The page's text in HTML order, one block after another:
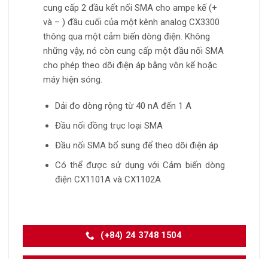
cung cấp 2 đầu kết nối SMA cho ampe kế (+
và – ) đầu cuối của một kênh analog CX3300
thông qua một cảm biến dòng điện. Không
những vậy, nó còn cung cấp một đầu nối SMA
cho phép theo dõi điện áp bằng vôn kế hoặc
máy hiện sóng.
Dải đo dòng rộng từ 40 nA đến 1 A
Đầu nối đồng trục loại SMA
Đầu nối SMA bổ sung để theo dõi điện áp
Có thể được sử dụng với Cảm biến dòng
điện CX1101A và CX1102A
(+84) 24 3748 1504